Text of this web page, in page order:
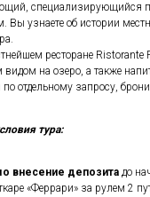
специализирующийся
Вы узнаете об истории
ресторане Ristorante
на озеро, а также
отдельному запросу,
тура:
внесение депозита до
«Феррари» за рулем 2